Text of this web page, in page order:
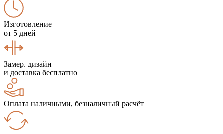
Изготовление
от 5 дней
Замер, дизайн
и доставка бесплатно
Оплата наличными, безналичный расчёт